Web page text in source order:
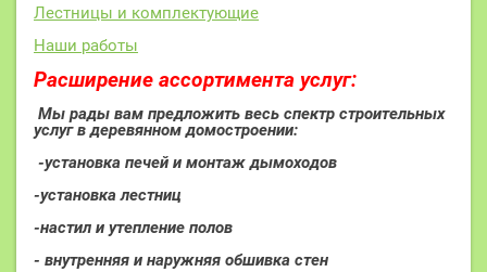
Лестницы и комплектующие
Наши работы
Расширение ассортимента услуг:
Мы рады вам предложить весь спектр строительных
услуг в деревянном домостроении:
-установка печей и монтаж дымоходов
-установка лестниц
-настил и утепление полов
- внутренняя и наружняя обшивка стен